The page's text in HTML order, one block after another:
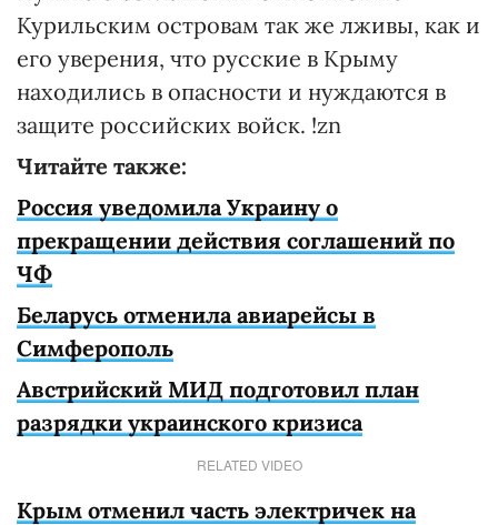
Курильским островам так же лживы, как и
его уверения, что русские в Крыму
находились в опасности и нуждаются в
защите российских войск. !zn
Читайте также:
Россия уведомила Украину о
прекращении действия соглашений по
ЧФ
Беларусь отменила авиарейсы в
Симферополь
Австрийский МИД подготовил план
разрядки украинского кризиса
RELATED VIDEO
Крым отменил часть электричек на